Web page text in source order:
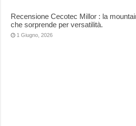
Recensione Cecotec Millor : la
che sorprende per versatilità.
1 Giugno, 2026